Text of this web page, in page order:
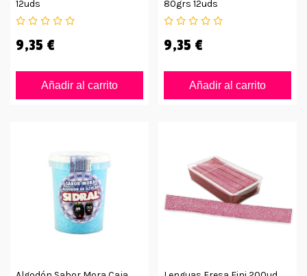
12uds
9,35 €
Añadir al carrito
80grs 12uds
9,35 €
Añadir al carrito